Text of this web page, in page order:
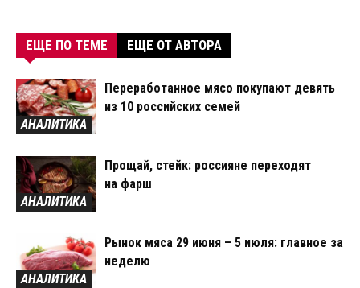
ЕЩЕ ПО ТЕМЕ ЕЩЕ ОТ АВТОРА
АНАЛИТИКА
Переработанное мясо покупают девять
из 10 российских семей
АНАЛИТИКА
Прощай, стейк: россияне переходят
на фарш
АНАЛИТИКА
Рынок мяса 29 июня – 5 июля: главное за
неделю